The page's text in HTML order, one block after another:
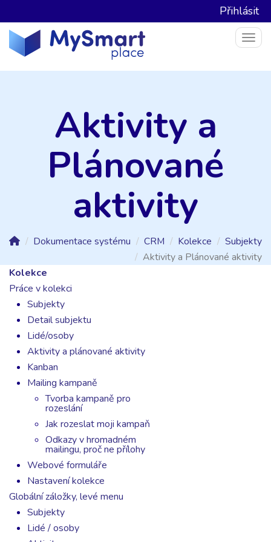
Přihlásit
Aktivity a
Plánované
aktivity
Dokumentace systému CRM Kolekce
Subjekty
Aktivity a Plánované aktivity
Kolekce
Práce v kolekci
Subjekty
Detail subjektu
Lidé/osoby
Aktivity a plánované aktivity
Kanban
Mailing kampaně
Tvorba kampaně pro
rozeslání
Jak rozeslat moji kampaň
Odkazy v hromadném
mailingu, proč ne přílohy
Webové formuláře
Nastavení kolekce
Globální záložky, levé menu
Subjekty
Lidé / osoby